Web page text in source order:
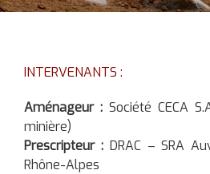
INTERVENANTS :
Aménageur : Société CECA
minière)
Prescripteur : DRAC – SRA
Rhône-Alpes